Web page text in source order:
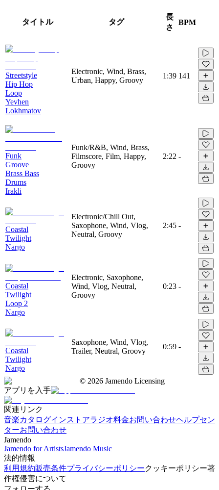
タイトル タグ
長
さ
BPM
Streetstyle
Hip Hop
Loop
Yevhen
Lokhmatov
Electronic, Wind, Brass,
Urban, Happy, Groovy
1:39 141
Funk
Groove
Brass Bass
Drums
Irakli
Funk/R&B, Wind, Brass,
Filmscore, Film, Happy,
Groovy
2:22 -
Coastal
Twilight
Nargo
Electronic/Chill Out,
Saxophone, Wind, Vlog,
Neutral, Groovy
2:45 -
Coastal
Twilight
Loop 2
Nargo
Electronic, Saxophone,
Wind, Vlog, Neutral,
Groovy
0:23 -
Coastal
Twilight
Nargo
Saxophone, Wind, Vlog,
Trailer, Neutral, Groovy
0:59 -
© 2026 Jamendo Licensing
アプリを入手
関連リンク
音楽カタログインストアラジオ料金お問い合わせヘルプセン
ターお問い合わせ
Jamendo
Jamendo for ArtistsJamendo Music
法的情報
利用規約販売条件プライバシーポリシークッキーポリシー著
作権侵害について